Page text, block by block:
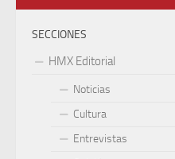
SECCIONES
HMX Editorial
Noticias
Cultura
Entrevistas